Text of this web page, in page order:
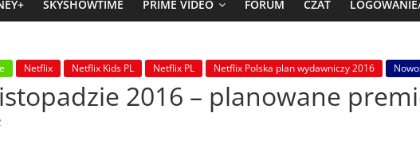
SKYSHOWTIME PRIME VIDEO FORUM CZAT
Netflix Netflix Kids PL Netflix PL Netflix Polska plan wydawniczy 2016
2016 – planowane